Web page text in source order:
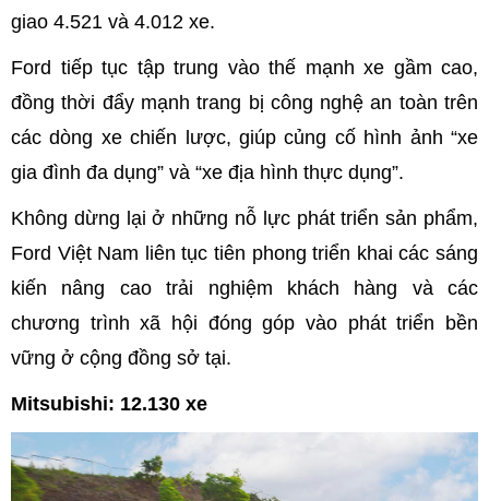
giao 4.521 và 4.012 xe.
Ford tiếp tục tập trung vào thế mạnh xe gầm cao,
đồng thời đẩy mạnh trang bị công nghệ an toàn trên
các dòng xe chiến lược, giúp củng cố hình ảnh “xe
gia đình đa dụng” và “xe địa hình thực dụng”.
Không dừng lại ở những nỗ lực phát triển sản phẩm,
Ford Việt Nam liên tục tiên phong triển khai các sáng
kiến nâng cao trải nghiệm khách hàng và các
chương trình xã hội đóng góp vào phát triển bền
vững ở cộng đồng sở tại.
Mitsubishi: 12.130 xe